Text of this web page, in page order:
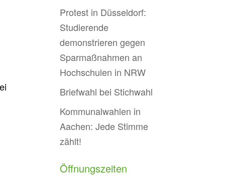
Protest in Düsseldorf:
Studierende
demonstrieren gegen
Sparmaßnahmen an
Hochschulen in NRW
Briefwahl bei Stichwahl
Kommunalwahlen in
Aachen: Jede Stimme
zählt!
Öffnungszeiten